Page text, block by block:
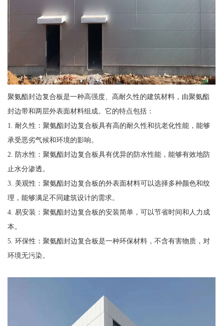
聚氨酯封边复合板是一种高强度、高耐久性的建筑材料，由聚氨酯
封边带和两层外表面材料组成。它的特点包括：
1. 耐久性：聚氨酯封边复合板具有高的耐久性和抗老化性能，能够
承受恶劣气候和环境的影响。
2. 防水性：聚氨酯封边复合板具有优异的防水性能，能够有效地防
止水分渗透。
3. 美观性：聚氨酯封边复合板的外表面材料可以选择多种颜色和纹
理，能够满足不同建筑设计的需求。
4. 易安装：聚氨酯封边复合板的安装简单，可以节省时间和人力成
本。
5. 环保性：聚氨酯封边复合板是一种环保材料，不含有害物质，对
环境无污染。